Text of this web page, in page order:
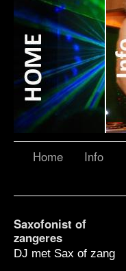
Home Info
Saxofonist of
zangeres
DJ met Sax of zang